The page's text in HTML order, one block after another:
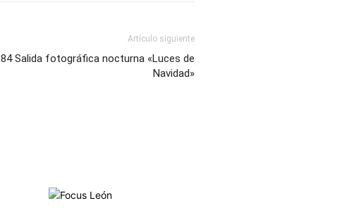
Artículo siguiente
84 Salida fotográfica nocturna «Luces de
Navidad»